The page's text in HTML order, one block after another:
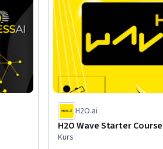
H2O.ai
H2O Wave Starter Course
Kurs